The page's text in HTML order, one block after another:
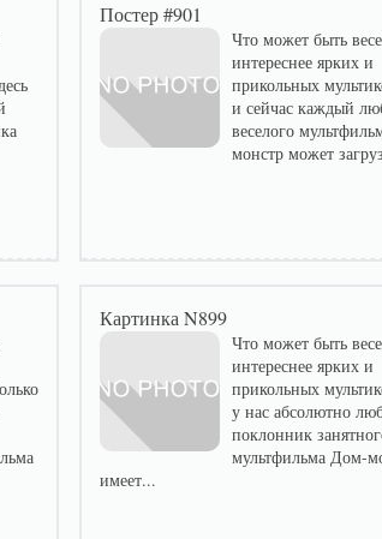
Постер #901
Что может быть
интереснее ярких и
прикольных
и сейчас каждый
веселого
монстр может
Картинка N899
Что может быть
интереснее ярких и
прикольных
у нас абсолютно
поклонник
мультфильма Дом-
имеет...